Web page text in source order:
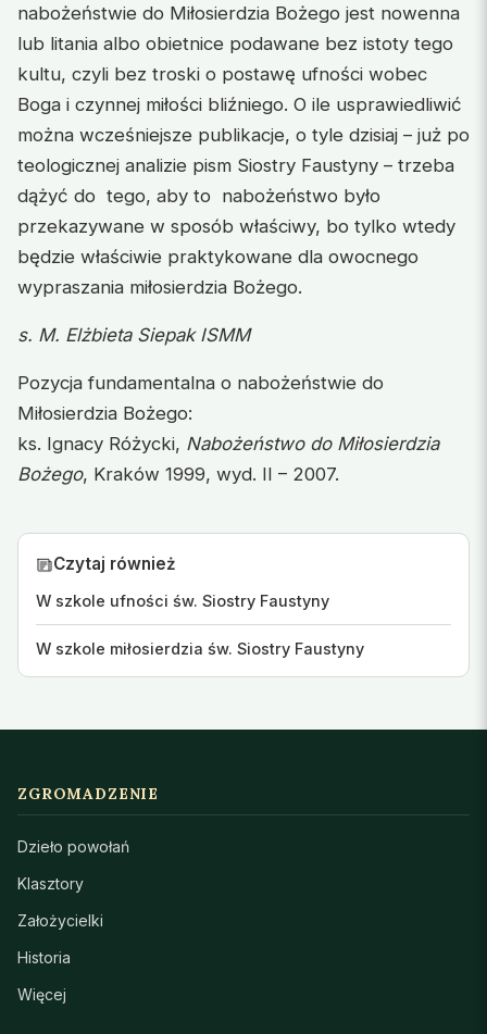
nabożeństwie do Miłosierdzia Bożego jest nowenna
lub litania albo obietnice podawane bez istoty tego
kultu, czyli bez troski o postawę ufności wobec
Boga i czynnej miłości bliźniego. O ile usprawiedliwić
można wcześniejsze publikacje, o tyle dzisiaj – już po
teologicznej analizie pism Siostry Faustyny – trzeba
dążyć do tego, aby to nabożeństwo było
przekazywane w sposób właściwy, bo tylko wtedy
będzie właściwie praktykowane dla owocnego
wypraszania miłosierdzia Bożego.
s. M. Elżbieta Siepak ISMM
Pozycja fundamentalna o nabożeństwie do
Miłosierdzia Bożego:
ks. Ignacy Różycki, Nabożeństwo do Miłosierdzia
Bożego, Kraków 1999, wyd. II – 2007.
Czytaj również
W szkole ufności św. Siostry Faustyny
W szkole miłosierdzia św. Siostry Faustyny
ZGROMADZENIE
Dzieło powołań
Klasztory
Założycielki
Historia
Więcej